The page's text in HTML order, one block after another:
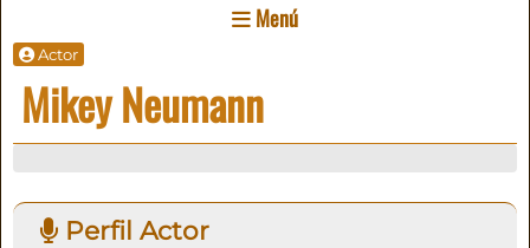
Menú
Actor
Mikey Neumann
Perfil Actor